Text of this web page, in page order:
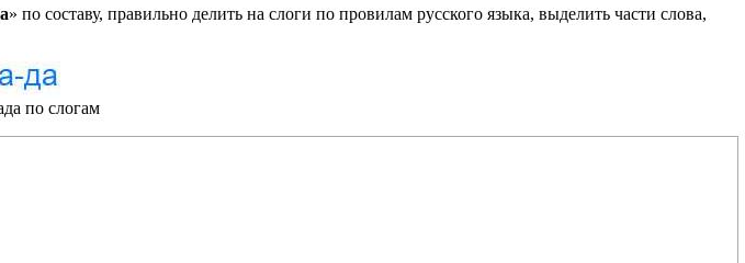
» по составу, правильно делить на слоги по провилам русского языка, выделить части слова,
по слогам